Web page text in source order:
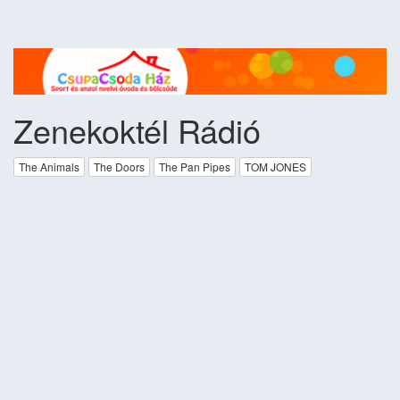
Zenekoktél Rádió
The Animals The Doors The Pan Pipes TOM JONES